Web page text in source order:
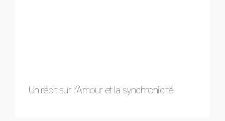
Un récit sur l’Amour et la synchronicité